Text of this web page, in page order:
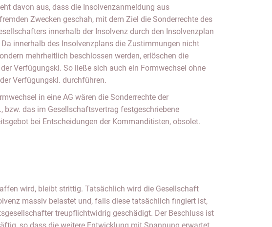
davon aus, dass die Insolvenzanmeldung aus
Zwecken geschah, mit dem Ziel die Sonderrechte des
innerhalb der Insolvenz durch den Insolvenzplan
innerhalb des Insolvenzplans die Zustimmungen nicht
mehrheitlich beschlossen werden, erlöschen die
Verfügungskl. So ließe sich auch ein Formwechsel ohne
Verfügungskl. durchführen.
in eine AG wären die Sonderrechte der
bzw. das im Gesellschaftsvertrag festgeschriebene
bei Entscheidungen der Kommanditisten, obsolet.